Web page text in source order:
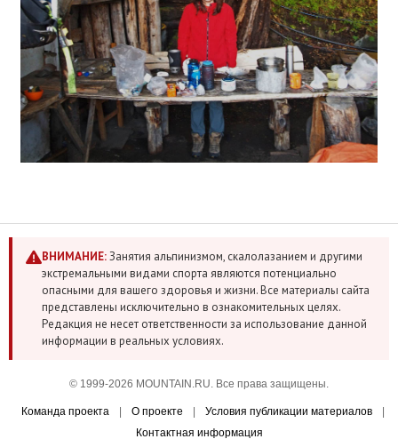
ВНИМАНИЕ:Занятия альпинизмом, скалолазанием и другими
экстремальными видами спорта являются потенциально
опасными для вашего здоровья и жизни. Все материалы сайта
представлены исключительно в ознакомительных целях.
Редакция не несет ответственности за использование данной
информации в реальных условиях.
© 1999-2026 MOUNTAIN.RU. Все права защищены.
Команда проекта О проекте Условия публикации материалов
Контактная информация